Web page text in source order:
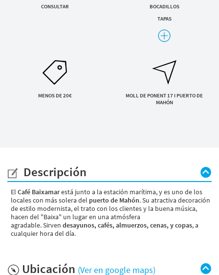
Servicios y tarifas
Términos y condiciones
Pago seguro
Avisos legales
Privacidad y cookies
CONSULTAR
BOCADILLOS
TAPAS
COCKTAILS
MEDITERRÁNEA
MENOS DE 20€
MOLL DE PONENT 17 I PUERTO DE
MAHÓN
Descripción
El Café Baixamarestá junto a la estación marítima, y es uno de los
locales con más solera del puerto de Mahón. Su atractiva decoración
de estilo modernista, el trato con los clientes y la buena música,
hacen del "Baixa" un lugar en una atmósfera
agradable. Sirven desayunos, cafés, almuerzos, cenas, y copas, a
cualquier hora del día.
Ubicación (Ver en google maps)
política de privacidad